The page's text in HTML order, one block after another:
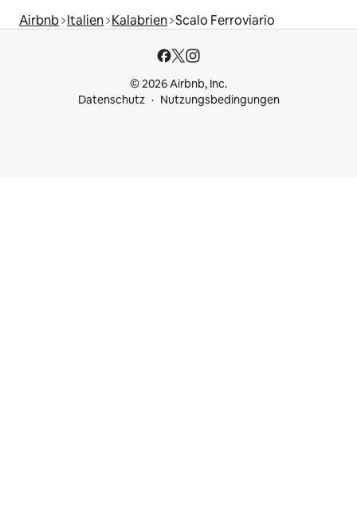
Airbnb Italien Kalabrien Scalo Ferroviario
© 2026 Airbnb, Inc.
Datenschutz
Nutzungsbedingungen